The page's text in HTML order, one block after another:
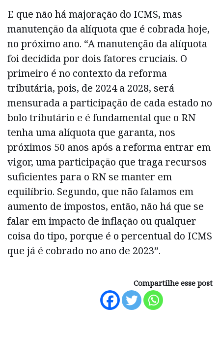
E que não há majoração do ICMS, mas
manutenção da alíquota que é cobrada hoje,
no próximo ano. “A manutenção da alíquota
foi decidida por dois fatores cruciais. O
primeiro é no contexto da reforma
tributária, pois, de 2024 a 2028, será
mensurada a participação de cada estado no
bolo tributário e é fundamental que o RN
tenha uma alíquota que garanta, nos
próximos 50 anos após a reforma entrar em
vigor, uma participação que traga recursos
suficientes para o RN se manter em
equilíbrio. Segundo, que não falamos em
aumento de impostos, então, não há que se
falar em impacto de inflação ou qualquer
coisa do tipo, porque é o percentual do ICMS
que já é cobrado no ano de 2023”.
Compartilhe esse post